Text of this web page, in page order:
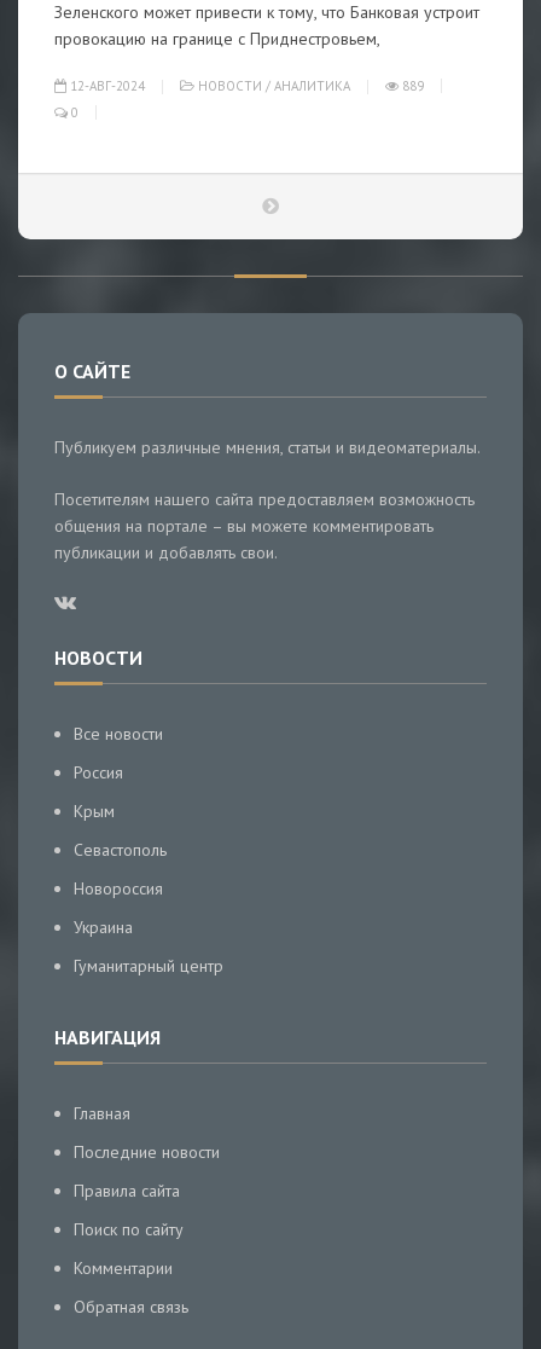
Зеленского может привести к тому, что Банковая устроит
провокацию на границе с Приднестровьем,
12-АВГ-2024 НОВОСТИ / АНАЛИТИКА
889
0
О САЙТЕ
Публикуем различные мнения, статьи и видеоматериалы.
Посетителям нашего сайта предоставляем возможность
общения на портале – вы можете комментировать
публикации и добавлять свои.
НОВОСТИ
Все новости
Россия
Крым
Севастополь
Новороссия
Украина
Гуманитарный центр
НАВИГАЦИЯ
Главная
Последние новости
Правила сайта
Поиск по сайту
Комментарии
Обратная связь